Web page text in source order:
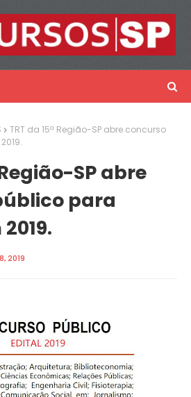
TRT da 15ª Região-SP abre concurso
SP abre
para
2019